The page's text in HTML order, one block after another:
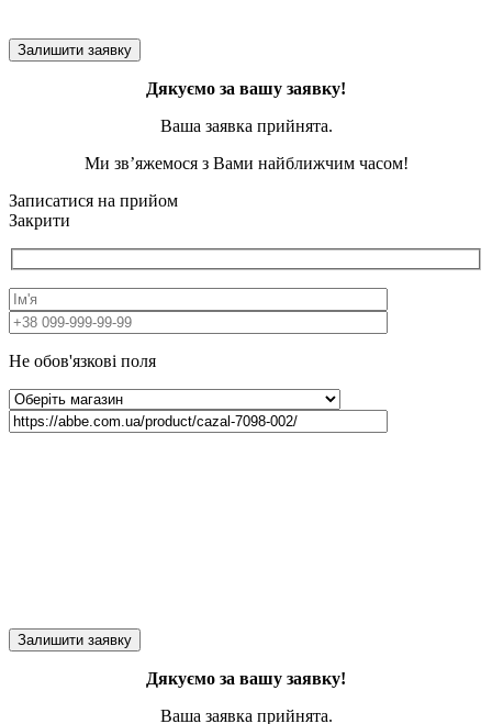
Дякуємо за вашу заявку!
Ваша заявка прийнята.
Ми зв’яжемося з Вами найближчим часом!
Записатися на прийом
Закрити
Не обов'язкові поля
Дякуємо за вашу заявку!
Ваша заявка прийнята.